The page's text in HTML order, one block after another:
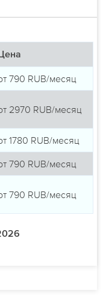
Цена
790 RUB/месяц
2970 RUB/месяц
1780 RUB/месяц
790 RUB/месяц
790 RUB/месяц